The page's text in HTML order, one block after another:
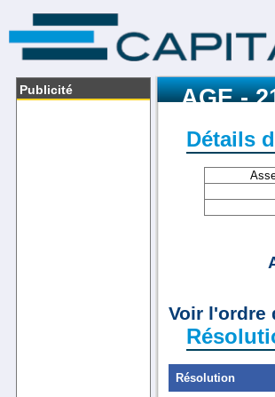
Publicité AGE -
Détails
Voir l'ordre
Résolution